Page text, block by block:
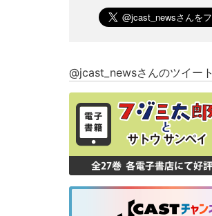
@jcast_newsさんのツイート